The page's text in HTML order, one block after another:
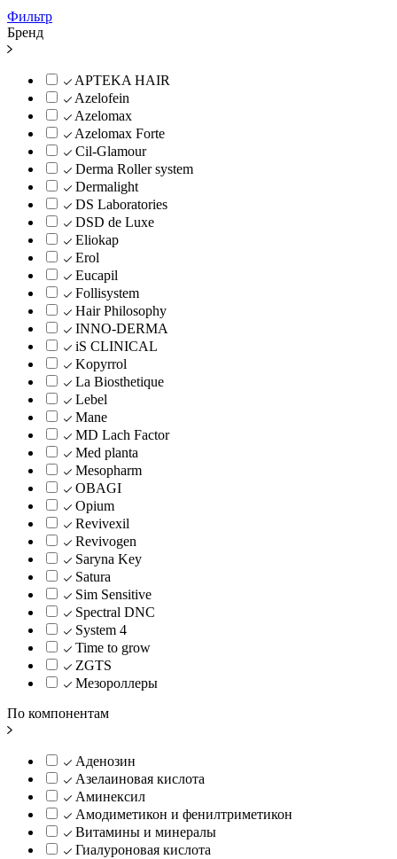
Фильтр
Бренд
APTEKA HAIR
Azelofein
Azelomax
Azelomax Forte
Cil-Glamour
Derma Roller system
Dermalight
DS Laboratories
DSD de Luxe
Eliokap
Erol
Eucapil
Follisystem
Hair Philosophy
INNO-DERMA
iS CLINICAL
Kopyrrol
La Biosthetique
Lebel
Mane
MD Lach Factor
Med planta
Mesopharm
OBAGI
Opium
Revivexil
Revivogen
Saryna Key
Satura
Sim Sensitive
Spectral DNC
System 4
Time to grow
ZGTS
Мезороллеры
По компонентам
Аденозин
Азелаиновая кислота
Аминексил
Амодиметикон и фенилтриметикон
Витамины и минералы
Гиалуроновая кислота